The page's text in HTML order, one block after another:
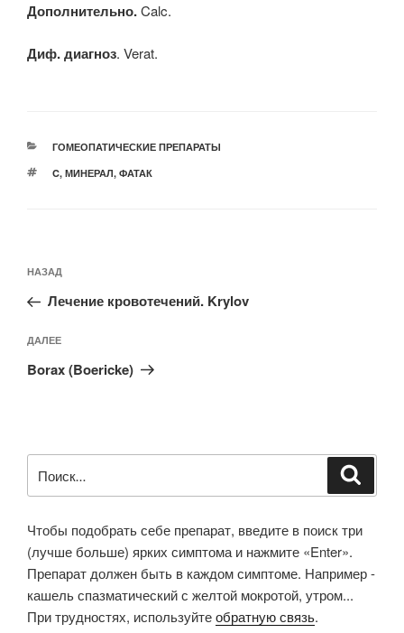
Дополнительно.Calc.
Диф. диагноз. Verat.
РУБРИКИ
ГОМЕОПАТИЧЕСКИЕ ПРЕПАРАТЫ
МЕТКИ
C, МИНЕРАЛ, ФАТАК
по
записям
Предыдущая
запись:
НАЗАД
Лечение кровотечений. Krylov
Следующая
запись
ДАЛЕЕ
Borax (Boericke)
Чтобы подобрать себе препарат, введите в поиск три
(лучше больше) ярких симптома и нажмите «Enter».
Препарат должен быть в каждом симптоме. Например -
кашель спазматический с желтой мокротой, утром...
При трудностях, используйтеобратную связь.